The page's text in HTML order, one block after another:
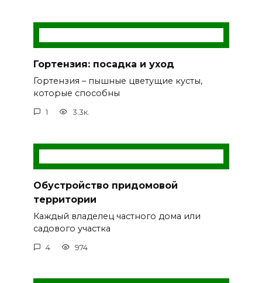
Гортензия: посадка и уход
Гортензия – пышные цветущие кусты,
которые способны
1 3.3к.
Обустройство придомовой
территории
Каждый владелец частного дома или
садового участка
4 974